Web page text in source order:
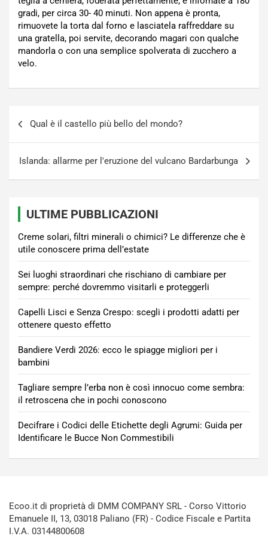
gradi, per circa 30- 40 minuti. Non appena è pronta,
rimuovete la torta dal forno e lasciatela raffreddare su
una gratella, poi servite, decorando magari con qualche
mandorla o con una semplice spolverata di zucchero a
velo.
articoli
Qual è il castello più bello del mondo?
Islanda: allarme per l'eruzione del vulcano Bardarbunga
ULTIME PUBBLICAZIONI
Creme solari, filtri minerali o chimici? Le differenze che è
utile conoscere prima dell’estate
Sei luoghi straordinari che rischiano di cambiare per
sempre: perché dovremmo visitarli e proteggerli
Capelli Lisci e Senza Crespo: scegli i prodotti adatti per
ottenere questo effetto
Bandiere Verdi 2026: ecco le spiagge migliori per i
bambini
Tagliare sempre l’erba non è così innocuo come sembra:
il retroscena che in pochi conoscono
Decifrare i Codici delle Etichette degli Agrumi: Guida per
Identificare le Bucce Non Commestibili
Ecoo.it di proprietà di DMM COMPANY SRL - Corso Vittorio
Emanuele II, 13, 03018 Paliano (FR) - Codice Fiscale e Partita
I.V.A. 03144800608